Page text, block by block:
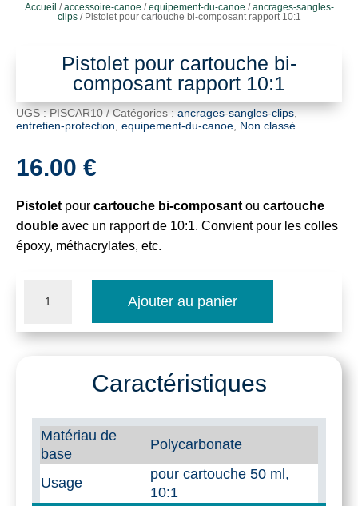
Accueil /accessoire-canoe /equipement-du-canoe /ancrages-sangles-
clips/ Pistolet pour cartouche bi-composant rapport 10:1
Pistolet pour cartouche bi-
composant rapport 10:1
UGS : PISCAR10 Catégories : ancrages-sangles-clips
entretien-protection equipement-du-canoe Non classé
16.00 €
Pistolet pour cartouche bi-composant ou cartouche
double avec un rapport de 10:1. Convient pour les colles
époxy, méthacrylates, etc.
composant
rapport
Ajouter au panier
Caractéristiques
Matériau de
base
Polycarbonate
Usage
pour cartouche 50 ml,
10:1